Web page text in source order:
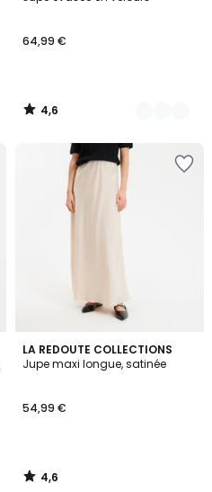
64,99 €
4,6
/
LA REDOUTE COLLECTIONS
Jupe maxi longue, satinée
54,99 €
4,6
/ 5
4,6
/